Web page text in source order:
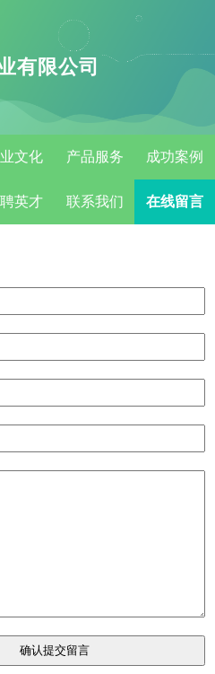
有限公司
文化 产品服务 成功案例
英才 联系我们 在线留言